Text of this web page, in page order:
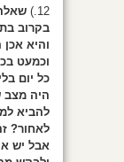
12.)
והיא
וכמעט
כל יום
היה מצב
להביא
לאחור?
אבל יש